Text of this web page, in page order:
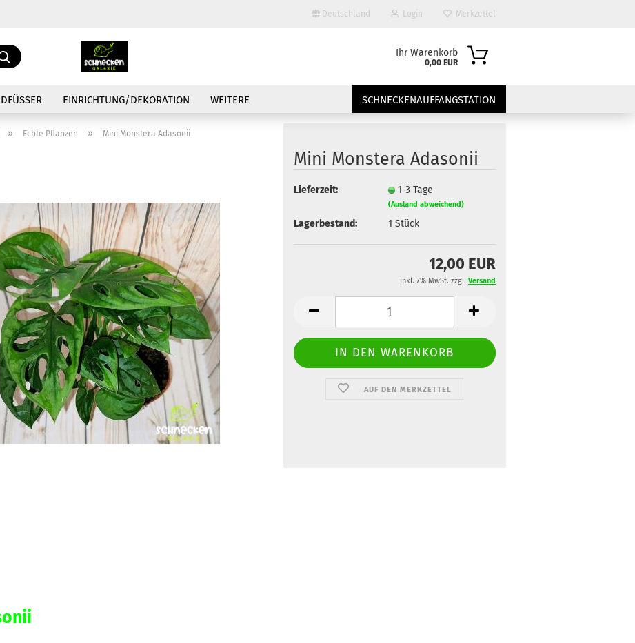
Deutschland Login
Passwort vergessen?
Merkzettel
Suche... Ihr Warenkorb
0,00 EUR
EINRICHTUNG/DEKORATION SCHNECKENAUFFANGSTATION
WEITERE
» Echte Pflanzen » Mini Monstera Adasonii
Mini Monstera Adasonii
Lieferzeit: 1-3 Tage
(Ausland abweichend)
Lagerbestand: 1 Stück
12,00 EUR
inkl. 7% MwSt. zzgl. Versand
AUF DEN MERKZETTEL